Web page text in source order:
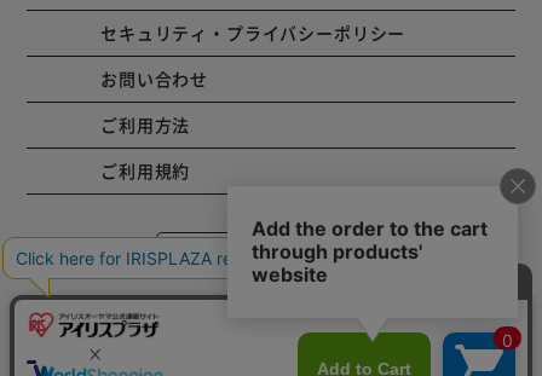
セキュリティ・プライバシーポリシー
お問い合わせ
ご利用方法
ご利用規約
コーポレートサイト
Copyright © 2001 IRISPLAZA. ALL Rights Reserved.